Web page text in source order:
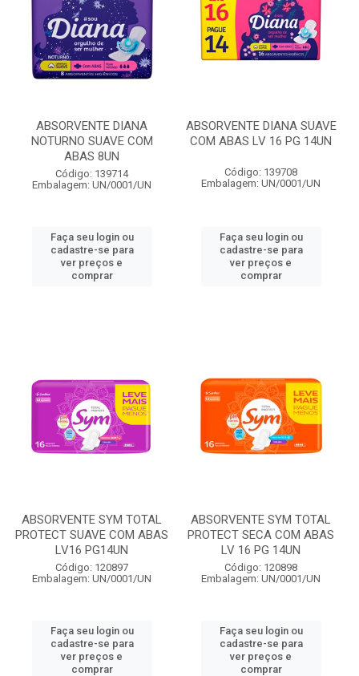
ABSORVENTE DIANA
NOTURNO SUAVE COM
ABAS 8UN
Código: 139714
Embalagem: UN/0001/UN
Faça seu login ou
cadastre-se para
ver preços e
comprar
ABSORVENTE DIANA SUAVE
COM ABAS LV 16 PG 14UN
Código: 139708
Embalagem: UN/0001/UN
Faça seu login ou
cadastre-se para
ver preços e
comprar
ABSORVENTE SYM TOTAL
PROTECT SUAVE COM ABAS
LV16 PG14UN
Código: 120897
Embalagem: UN/0001/UN
Faça seu login ou
cadastre-se para
ver preços e
comprar
ABSORVENTE SYM TOTAL
PROTECT SECA COM ABAS
LV 16 PG 14UN
Código: 120898
Embalagem: UN/0001/UN
Faça seu login ou
cadastre-se para
ver preços e
comprar